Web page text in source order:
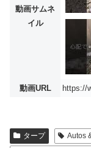
動画サムネ
イル
動画URL https://
タープ Autos